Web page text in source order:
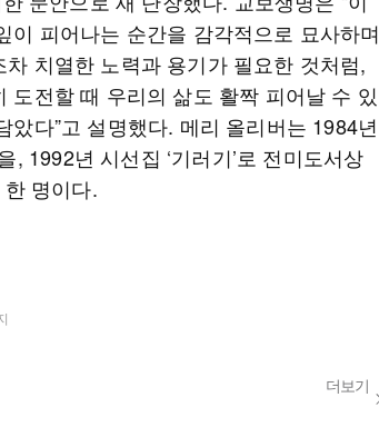
이 피어나는 순간을 감각적으로 묘사하며
치열한 노력과 용기가 필요한 것처럼,
도전할 때 우리의 삶도 활짝 피어날 수 있
다”고 설명했다. 메리 올리버는 1984년
, 1992년 시선집 ‘기러기’로 전미도서상
명이다.
더보기